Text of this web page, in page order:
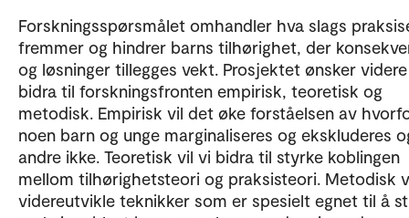
Forskningsspørsmålet omhandler hva slags
fremmer og hindrer barns tilhørighet, der
og løsninger tillegges vekt. Prosjektet ønsker
bidra til forskningsfronten empirisk, teoretisk og
metodisk. Empirisk vil det øke forståelsen av
noen barn og unge marginaliseres og ekskluderes
andre ikke. Teoretisk vil vi bidra til styrke koblingen
mellom tilhørighetsteori og praksisteori. Metodisk
videreutvikle teknikker som er spesielt egnet til å